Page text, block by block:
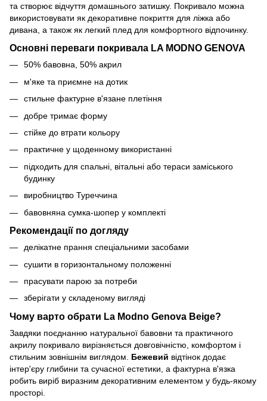
та створює відчуття домашнього затишку. Покривало можна
використовувати як декоративне покриття для ліжка або
дивана, а також як легкий плед для комфортного відпочинку.
Основні переваги покривала LA MODNO GENOVA
50% бавовна, 50% акрил
м'яке та приємне на дотик
стильне фактурне в'язане плетіння
добре тримає форму
стійке до втрати кольору
практичне у щоденному використанні
підходить для спальні, вітальні або тераси заміського
будинку
виробництво Туреччина
бавовняна сумка-шопер у комплекті
Рекомендації по догляду
делікатне прання спеціальними засобами
сушити в горизонтальному положенні
прасувати парою за потреби
зберігати у складеному вигляді
Чому варто обрати La Modno Genova Beige?
Завдяки поєднанню натуральної бавовни та практичного
акрилу покривало вирізняється довговічністю, комфортом і
стильним зовнішнім виглядом. Бежевий відтінок додає
інтер'єру глибини та сучасної естетики, а фактурна в'язка
робить виріб виразним декоративним елементом у будь-якому
просторі.